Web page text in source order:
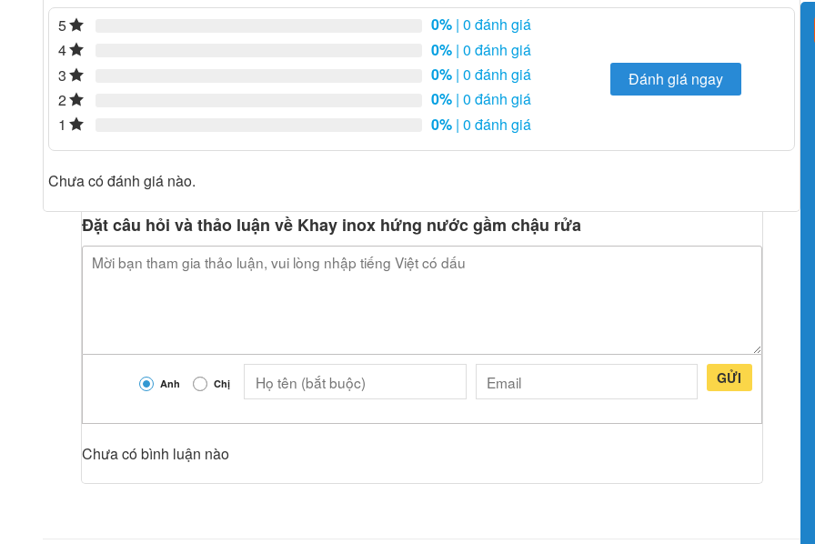
5 0%| 0 đánh giá
4
0%| 0 đánh giá
3
0%| 0 đánh giá
2
0%| 0 đánh giá
1
0%| 0 đánh giá
Đánh giá ngay
Chưa có đánh giá nào.
Đặt câu hỏi và thảo luận về Khay inox hứng nước gầm chậu rửa
Anh Chị GỬI
Chưa có bình luận nào